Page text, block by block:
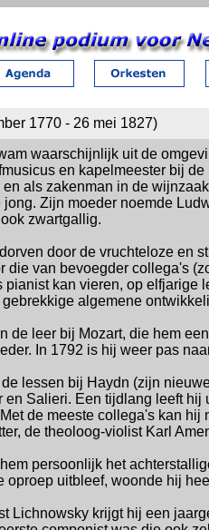
1770 - 26 mei 1827)
waarschijnlijk uit de
en kapelmeester bij
als zakenman in de
Zijn moeder noemde
zwartgallig.
door de vruchteloze en
die van bevoegder collega's
kan vieren, op
algemene
de leer bij Mozart, die hem
In 1792 is hij weer pas
lessen bij Haydn (zijn
en Salieri. Een tijdlang leeft
de meeste collega's kan
de theoloog-violist Karl
persoonlijk het
oproep uitbleef, woonde hij
Lichnowsky krijgt hij een